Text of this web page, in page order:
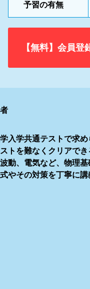
予習の有無
【無料】会員
入学共通テストで求
トを難なくクリアで
動、電気など、物理
やその対策を丁寧に